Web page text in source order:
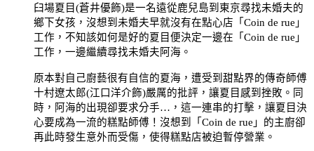
臼場夏目(蒼井優飾)是一名遠從鹿兒島到東京尋找未婚夫的
鄉下女孩，沒想到未婚夫早就沒有在點心店「Coin de rue」
工作，不知該如何是好的夏目便決定一邊在「Coin de rue」
工作，一邊繼續尋找未婚夫阿海。
原本對自己廚藝很有自信的夏海，遭受到甜點界的傳奇師傅
十村遼太郎(江口洋介飾)嚴厲的批評，讓夏目感到挫敗。同
時，阿海的出現卻要求分手…，這一連串的打擊，讓夏目決
心要成為一流的糕點師傅！沒想到「Coin de rue」的主廚卻
再此時發生意外而受傷，使得糕點店被迫暫停營業。